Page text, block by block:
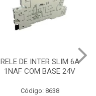
RELE DE INTER SLIM 6A
1NAF COM BASE 24V
Código: 8638